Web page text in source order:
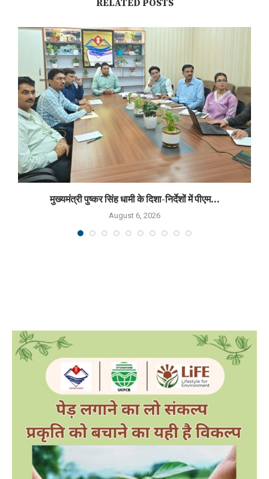
RELATED POSTS
मुख्यमंत्री पुष्कर सिंह धामी के दिशा-निर्देशों में पीएम...
August 6, 2026